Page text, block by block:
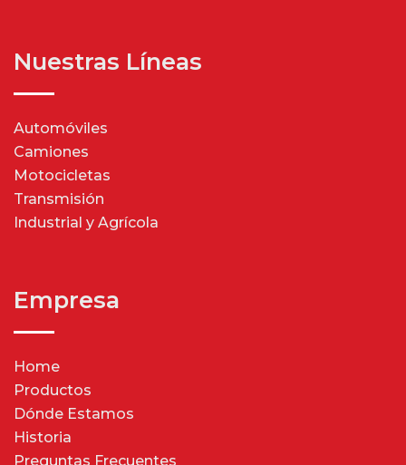
Nuestras Líneas
Automóviles
Camiones
Motocicletas
Transmisión
Industrial y Agrícola
Empresa
Home
Productos
Dónde Estamos
Historia
Preguntas Frecuentes